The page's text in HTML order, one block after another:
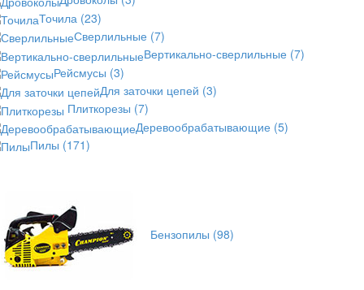
Точила (23)
Сверлильные (7)
Вертикально-сверлильные (7)
Рейсмусы (3)
Для заточки цепей (3)
Плиткорезы (7)
Деревообрабатывающие (5)
Пилы (171)
Бензопилы (98)